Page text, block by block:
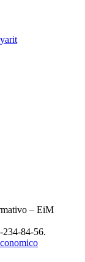
– EiM
234-84-56.